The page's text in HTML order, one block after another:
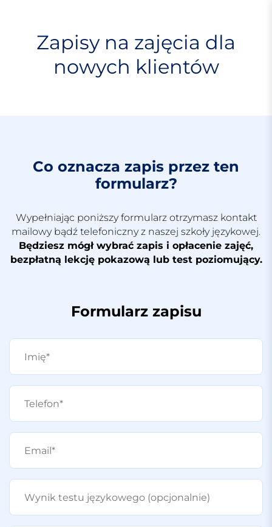
Zapisy na zajęcia dla
nowych klientów
Co oznacza zapis przez ten
formularz?
Wypełniając poniższy formularz otrzymasz kontakt
mailowy bądź telefoniczny z naszej szkoły językowej.
Będziesz mógł wybrać zapis i opłacenie zajęć,
bezpłatną lekcję pokazową lub test poziomujący.
Formularz zapisu